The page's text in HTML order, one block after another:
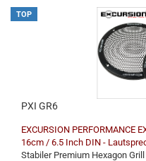
TOP
PXI GR6
EXCURSION PERFORMANCE
16cm / 6.5 Inch DIN -
Stabiler Premium Hexagon